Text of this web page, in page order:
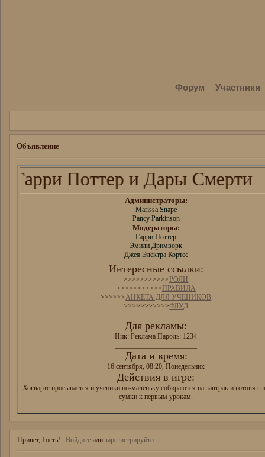
Форум Участники
Объявление
Гарри Поттер и Дары Смерти
Администраторы:
Marissa Snape
Pancy Parkinson
Модераторы:
Гарри Поттер
Эмили Дримворк
Джея Электра Кортес
Интересные ссылки:
>>>>>>>>>>> РОЛИ
>>>>>>>>>>> ПРАВИЛА
>>>>>>АНКЕТА ДЛЯ УЧЕНИКОВ
>>>>>>>>>>>ФЛУД
Для рекламы:
Ник: Реклама Пароль: 1234
Дата и время:
16 сентября, 08:20, Понедельник
Действия в игре:
Хогвартс просыпается и ученики по-маленьку собираются на завтрак и готовят
сумки к первым урокам.
Привет, Гость! Войдитеили зарегистрируйтесь.